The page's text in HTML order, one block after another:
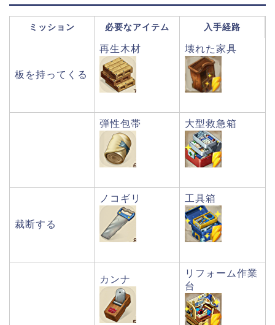
ミッション 必要なアイテム 入手経路
板を持ってくる
再生木材 壊れた家具
弾性包帯 大型救急箱
裁断する
ノコギリ 工具箱
カンナ
リフォーム作業
台